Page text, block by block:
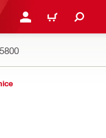
CONECTARE SAU
COȘ